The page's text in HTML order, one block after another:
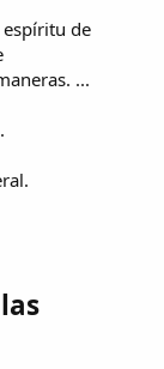
espíritu de
...